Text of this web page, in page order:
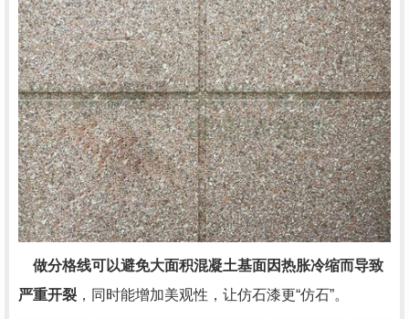
做分格线可以避免大面积混凝土基面因热胀冷缩而导致
严重开裂 ，同时能增加美观性，让仿石漆更“仿石”。